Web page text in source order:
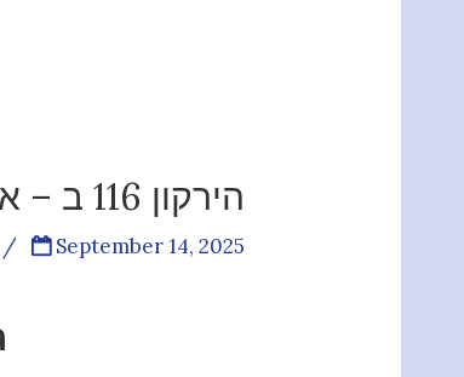
הירקון 116 ב – אורית הראל
/ September 14, 2025